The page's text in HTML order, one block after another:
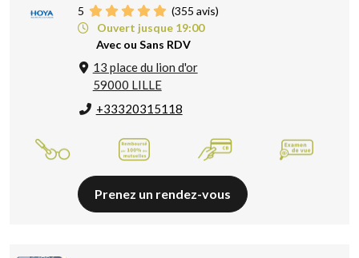
5 (355 avis)
Ouvert jusque 19:00
Avec ou Sans RDV
13 place du lion d'or
59000 LILLE
+33320315118
Prenez un rendez-vous